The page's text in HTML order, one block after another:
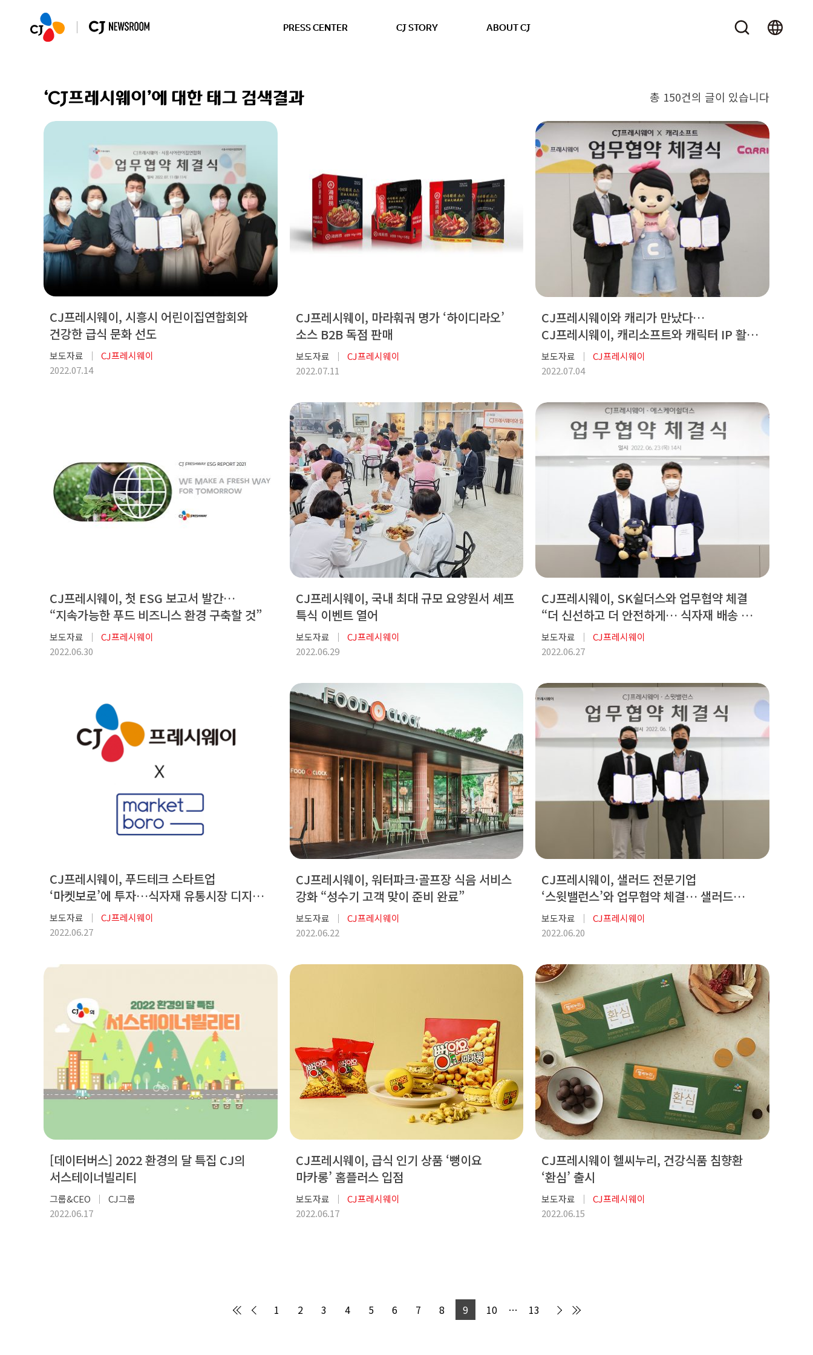
PRESS CENTER CJ STORY ABOUT CJ
‘CJ프레시웨이’에 대한 태그 검색결과 총 150건의 글이 있습니다
CJ프레시웨이, 시흥시 어린이집연합회와
건강한 급식 문화 선도
보도자료
CJ프레시웨이
2022.07.14
CJ프레시웨이, 마라훠궈 명가 ‘하이디라오’
소스 B2B 독점 판매
보도자료
CJ프레시웨이
2022.07.11
CJ프레시웨이와 캐리가 만났다…
CJ프레시웨이, 캐리소프트와 캐릭터 IP 활용
업무협약 체결
보도자료
CJ프레시웨이
2022.07.04
CJ프레시웨이, 첫 ESG 보고서 발간…
“지속가능한 푸드 비즈니스 환경 구축할 것”
보도자료
CJ프레시웨이
2022.06.30
CJ프레시웨이, 국내 최대 규모 요양원서 셰프
특식 이벤트 열어
보도자료
CJ프레시웨이
2022.06.29
CJ프레시웨이, SK쉴더스와 업무협약 체결
“더 신선하고 더 안전하게… 식자재 배송 관리
강화”
보도자료
CJ프레시웨이
2022.06.27
CJ프레시웨이, 푸드테크 스타트업
‘마켓보로’에 투자…식자재 유통시장 디지털
전환 가속화한다
보도자료
CJ프레시웨이
2022.06.27
CJ프레시웨이, 워터파크·골프장 식음 서비스
강화 “성수기 고객 맞이 준비 완료”
보도자료
CJ프레시웨이
2022.06.22
CJ프레시웨이, 샐러드 전문기업
‘스윗밸런스’와 업무협약 체결… 샐러드
상품군 강화한다
보도자료
CJ프레시웨이
2022.06.20
[데이터버스] 2022 환경의 달 특집 CJ의
서스테이너빌리티
그룹&CEO
CJ그룹
2022.06.17
CJ프레시웨이, 급식 인기 상품 ‘뻥이요
마카롱’ 홈플러스 입점
보도자료
CJ프레시웨이
2022.06.17
CJ프레시웨이 헬씨누리, 건강식품 침향환
‘환심’ 출시
보도자료
CJ프레시웨이
2022.06.15
1 2 3 4 5 6 7 8 9 10 … 13